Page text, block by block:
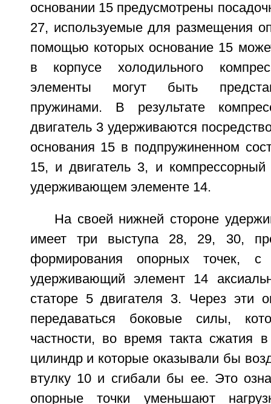
основании 15 предусмотрены
27, используемые для размещения
помощью которых основание 15
в корпусе холодильного
элементы могут быть
пружинами. В результате
двигатель 3 удерживаются
основания 15 в подпружиненном
15, и двигатель 3, и
удерживающем элементе 14.
На своей нижней стороне
имеет три выступа 28, 29, 30,
формирования опорных точек,
удерживающий элемент 14
статоре 5 двигателя 3. Через эти
передаваться боковые силы,
частности, во время такта сжатия
цилиндр и которые оказывали бы
втулку 10 и сгибали бы ее. Это
опорные точки уменьшают